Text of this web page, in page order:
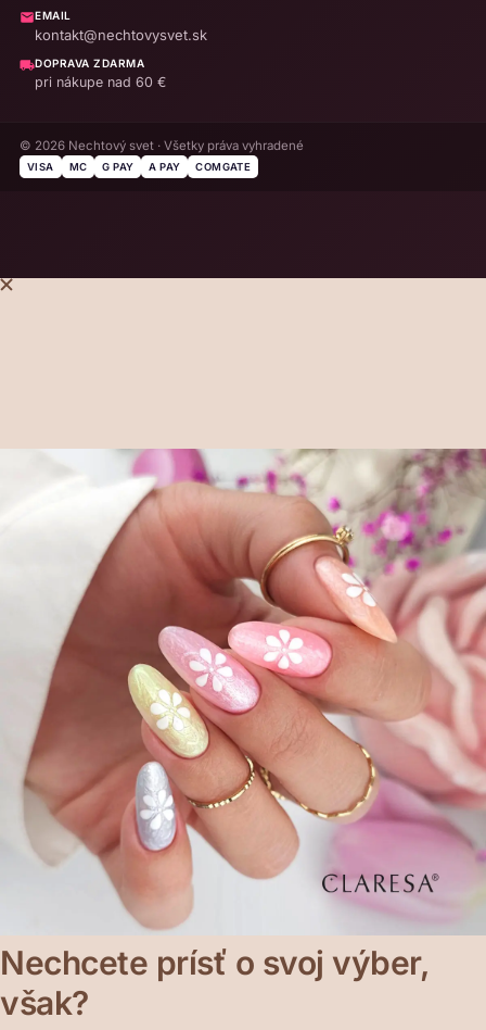
EMAIL
kontakt@nechtovysvet.sk
DOPRAVA ZDARMA
pri nákupe nad 60 €
© 2026 Nechtový svet · Všetky práva vyhradené
VISA MC G PAY A PAY COMGATE
Nechcete prísť o svoj výber,
však?